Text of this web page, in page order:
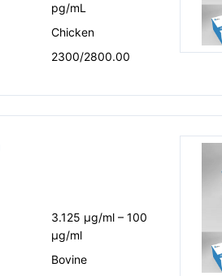
pg/mL
Chicken
2300/2800.00
3.125 μg/ml – 100
μg/ml
Bovine